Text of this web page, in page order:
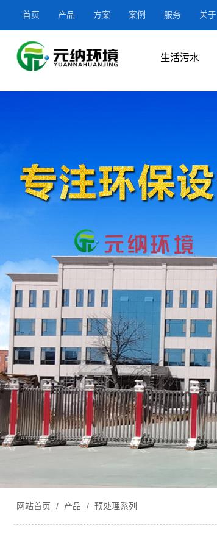
首页 产品 方案 案例 服务 关于
生活污水
网站首页 / 产品 / 预处理系列